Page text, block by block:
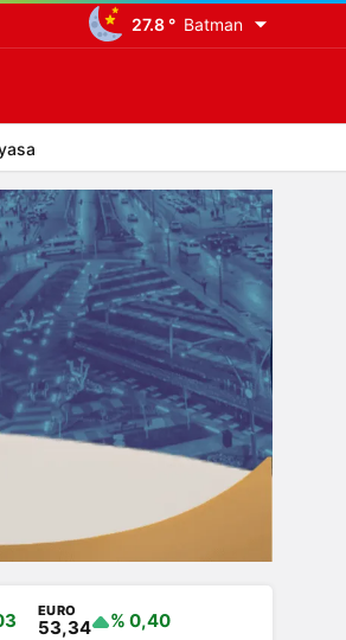
27.8 ° Batman
EURO
53,34 % 0,40